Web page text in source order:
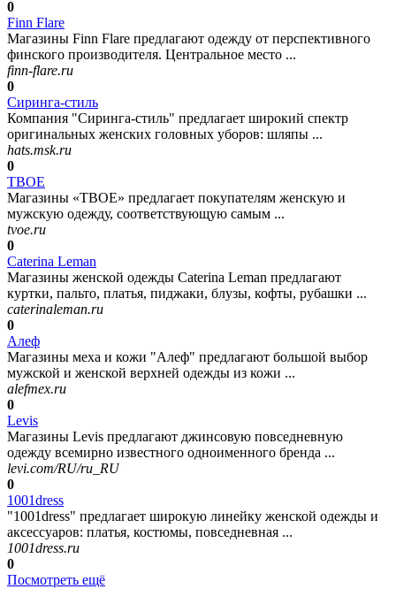
0
Finn Flare
Магазины Finn Flare предлагают одежду от перспективного
финского производителя. Центральное место ...
finn-flare.ru
0
Сиринга-стиль
Компания "Сиринга-стиль" предлагает широкий спектр
оригинальных женских головных уборов: шляпы ...
hats.msk.ru
0
ТВОЕ
Магазины «ТВОЕ» предлагает покупателям женскую и
мужскую одежду, соответствующую самым ...
tvoe.ru
0
Caterina Leman
Магазины женской одежды Caterina Leman предлагают
куртки, пальто, платья, пиджаки, блузы, кофты, рубашки ...
caterinaleman.ru
0
Алеф
Магазины меха и кожи "Алеф" предлагают большой выбор
мужской и женской верхней одежды из кожи ...
alefmex.ru
0
Levis
Магазины Levis предлагают джинсовую повседневную
одежду всемирно известного одноименного бренда ...
levi.com/RU/ru_RU
0
1001dress
"1001dress" предлагает широкую линейку женской одежды и
аксессуаров: платья, костюмы, повседневная ...
1001dress.ru
0
Посмотреть ещё